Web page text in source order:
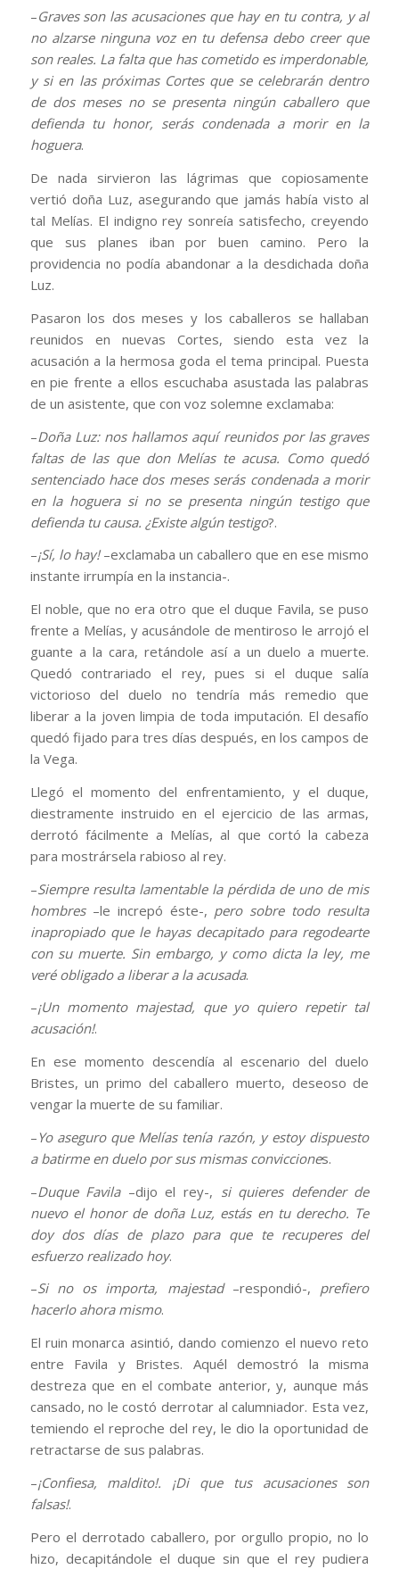
–Graves son las acusaciones que hay en tu contra, y al
no alzarse ninguna voz en tu defensa debo creer que
son reales. La falta que has cometido es imperdonable,
y si en las próximas Cortes que se celebrarán dentro
de dos meses no se presenta ningún caballero que
defienda tu honor, serás condenada a morir en la
hoguera.
De nada sirvieron las lágrimas que copiosamente
vertió doña Luz, asegurando que jamás había visto al
tal Melías. El indigno rey sonreía satisfecho, creyendo
que sus planes iban por buen camino. Pero la
providencia no podía abandonar a la desdichada doña
Luz.
Pasaron los dos meses y los caballeros se hallaban
reunidos en nuevas Cortes, siendo esta vez la
acusación a la hermosa goda el tema principal. Puesta
en pie frente a ellos escuchaba asustada las palabras
de un asistente, que con voz solemne exclamaba:
–Doña Luz: nos hallamos aquí reunidos por las graves
faltas de las que don Melías te acusa. Como quedó
sentenciado hace dos meses serás condenada a morir
en la hoguera si no se presenta ningún testigo que
defienda tu causa. ¿Existe algún testigo?.
–¡Sí, lo hay!–exclamaba un caballero que en ese mismo
instante irrumpía en la instancia-.
El noble, que no era otro que el duque Favila, se puso
frente a Melías, y acusándole de mentiroso le arrojó el
guante a la cara, retándole así a un duelo a muerte.
Quedó contrariado el rey, pues si el duque salía
victorioso del duelo no tendría más remedio que
liberar a la joven limpia de toda imputación. El desafío
quedó fijado para tres días después, en los campos de
la Vega.
Llegó el momento del enfrentamiento, y el duque,
diestramente instruido en el ejercicio de las armas,
derrotó fácilmente a Melías, al que cortó la cabeza
para mostrársela rabioso al rey.
–Siempre resulta lamentable la pérdida de uno de mis
hombres–le increpó éste-, pero sobre todo resulta
inapropiado que le hayas decapitado para regodearte
con su muerte. Sin embargo, y como dicta la ley, me
veré obligado a liberar a la acusada.
–¡Un momento majestad, que yo quiero repetir tal
acusación!.
En ese momento descendía al escenario del duelo
Bristes, un primo del caballero muerto, deseoso de
vengar la muerte de su familiar.
–Yo aseguro que Melías tenía razón, y estoy dispuesto
a batirme en duelo por sus mismas convicciones.
–Duque Favila–dijo el rey-, si quieres defender de
nuevo el honor de doña Luz, estás en tu derecho. Te
doy dos días de plazo para que te recuperes del
esfuerzo realizado hoy.
–Si no os importa, majestad–respondió-, prefiero
hacerlo ahora mismo.
El ruin monarca asintió, dando comienzo el nuevo reto
entre Favila y Bristes. Aquél demostró la misma
destreza que en el combate anterior, y, aunque más
cansado, no le costó derrotar al calumniador. Esta vez,
temiendo el reproche del rey, le dio la oportunidad de
retractarse de sus palabras.
–¡Confiesa, maldito!. ¡Di que tus acusaciones son
falsas!.
Pero el derrotado caballero, por orgullo propio, no lo
hizo, decapitándole el duque sin que el rey pudiera